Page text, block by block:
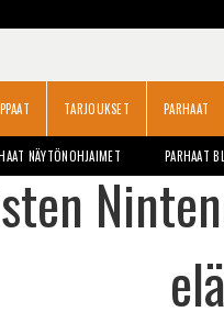
TARJOUKSET PARHAAT
NÄYTÖNOHJAIMET PARHAAT